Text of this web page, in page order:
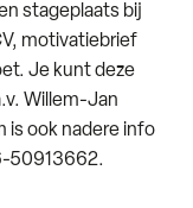
stageplaats bij
motivatiebrief
Je kunt deze
Willem-Jan
is ook nadere info
50913662.